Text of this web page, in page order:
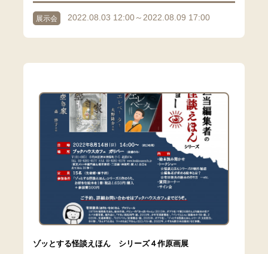
展示会 2022.08.03 12:00～2022.08.09 17:00
ゾッとする怪談えほん シリーズ４作原画展